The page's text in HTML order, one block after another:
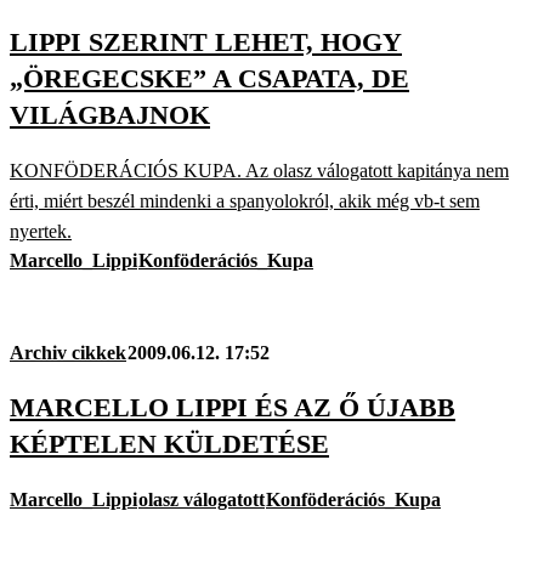
LIPPI SZERINT LEHET, HOGY
„ÖREGECSKE” A CSAPATA, DE
VILÁGBAJNOK
KONFÖDERÁCIÓS KUPA. Az olasz válogatott kapitánya nem
érti, miért beszél mindenki a spanyolokról, akik még vb-t sem
nyertek.
Marcello_LippiKonföderációs_Kupa
Archiv cikkek2009.06.12. 17:52
MARCELLO LIPPI ÉS AZ Ő ÚJABB
KÉPTELEN KÜLDETÉSE
Marcello_Lippiolasz válogatottKonföderációs_Kupa